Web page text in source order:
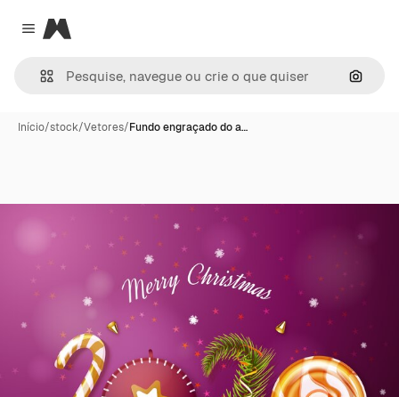
Close menu
Magnific
Início/stock/Vetores/Fundo engraçado do a…